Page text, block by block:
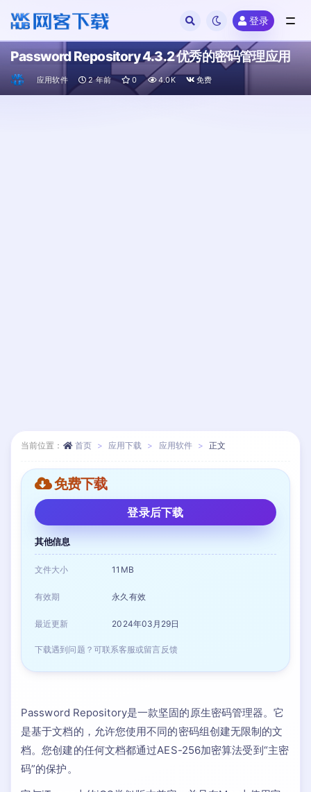
登录
Password Repository 4.3.2 优秀的密码管理应用
应用软件 2 年前 0 4.0K 免费
当前位置： 首页 应用下载 应用软件 正文
免费下载
登录后下载
其他信息
文件大小 11MB
有效期 永久有效
最近更新 2024年03月29日
下载遇到问题？可联系客服或留言反馈
Password Repository是一款坚固的原生密码管理器。它
是基于文档的，允许您使用不同的密码组创​​建无限制的文
档。您创建的任何文档都通过AES-256加密算法受到“主密
码”的保护。
全部